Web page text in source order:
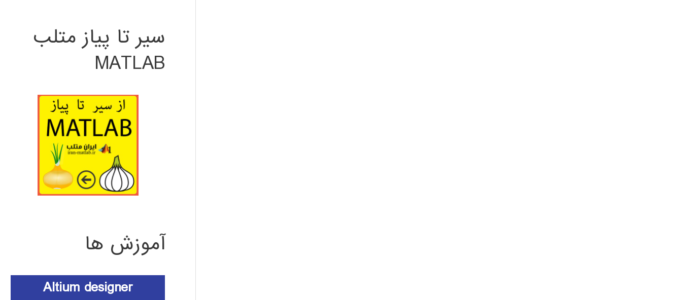
سیر تا پیاز متلب
MATLAB
آموزش ها
Altium designer